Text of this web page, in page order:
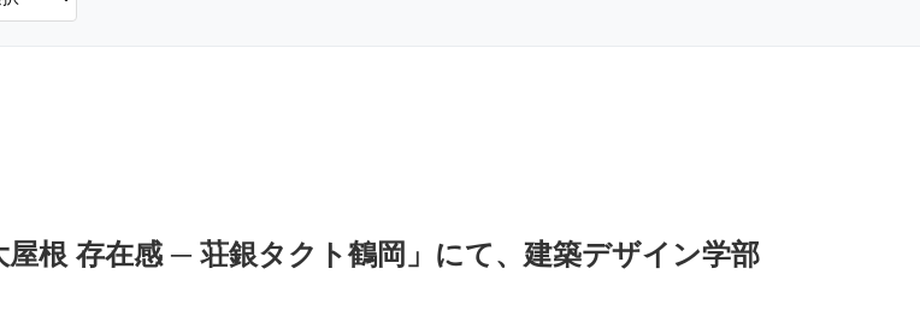
屋根 存在感 ─ 荘銀タクト鶴岡」にて、建築デザイン学部